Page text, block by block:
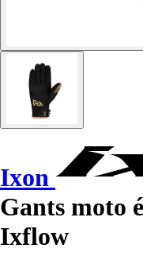
Ixon
Gants moto
Ixflow